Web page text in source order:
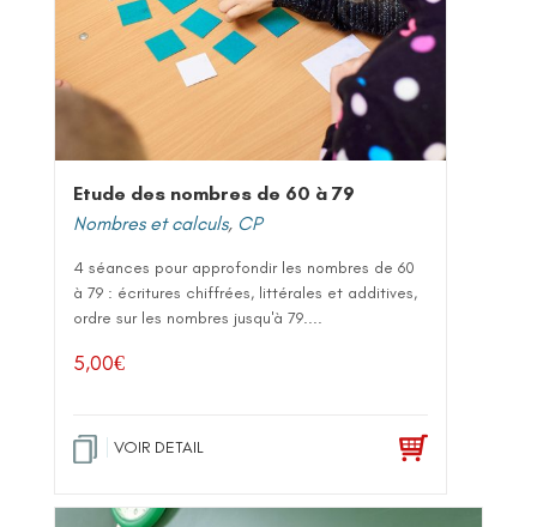
Etude des nombres de 60 à 79
Nombres et calculs, CP
4 séances pour approfondir les nombres de 60
à 79 : écritures chiffrées, littérales et additives,
ordre sur les nombres jusqu'à 79....
5,00€
VOIR DETAIL